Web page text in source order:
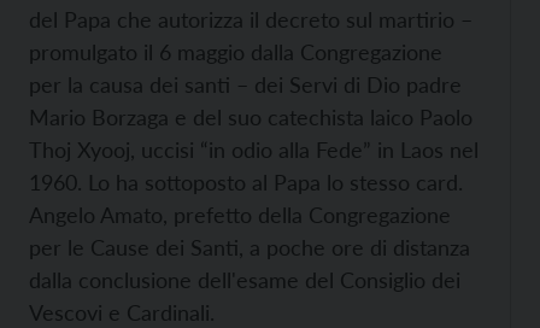
del Papa che autorizza il decreto sul martirio –
promulgato il 6 maggio dalla Congregazione
per la causa dei santi – dei Servi di Dio padre
Mario Borzaga e del suo catechista laico Paolo
Thoj Xyooj, uccisi “in odio alla Fede” in Laos nel
1960. Lo ha sottoposto al Papa lo stesso card.
Angelo Amato, prefetto della Congregazione
per le Cause dei Santi, a poche ore di distanza
dalla conclusione dell'esame del Consiglio dei
Vescovi e Cardinali.